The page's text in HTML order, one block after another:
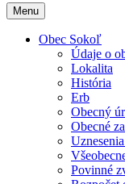
Menu Preskočiť
na
obsah
Obec Sokoľ
Údaje o
Lokalita
História
Erb
Obecný
Obecné
Povinné